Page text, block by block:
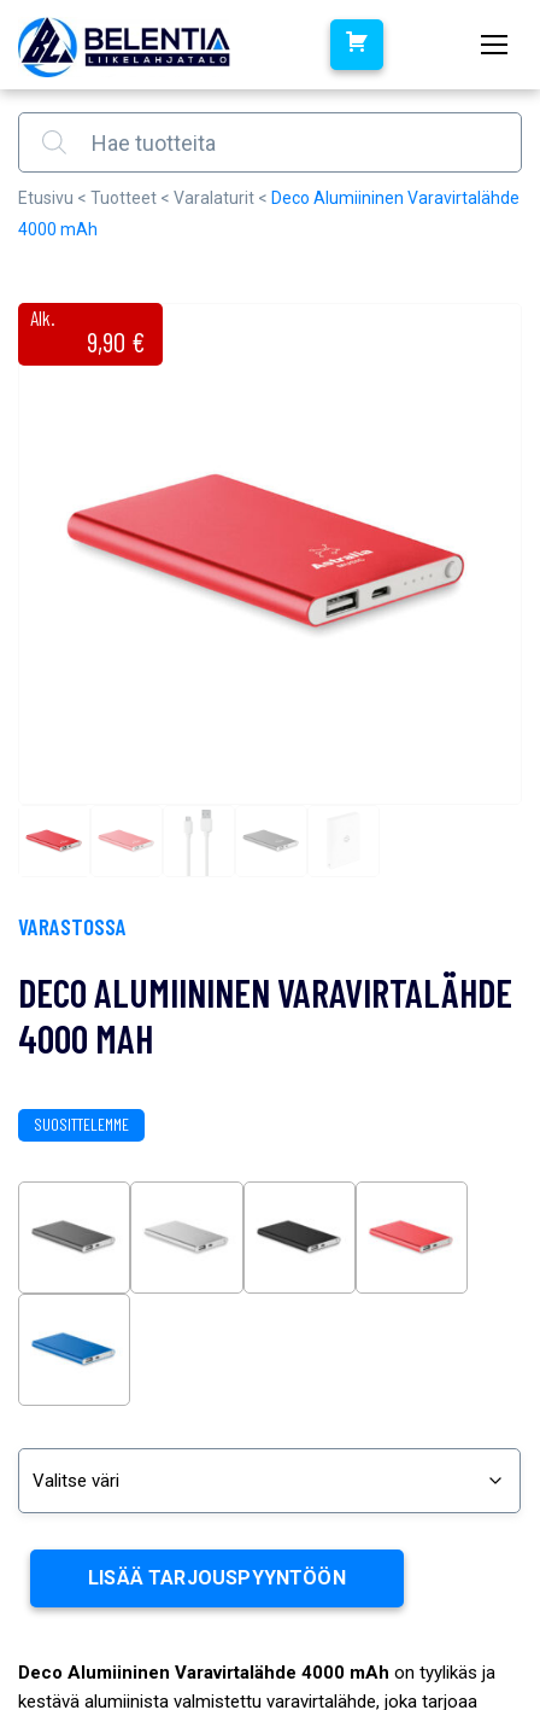
Products search
Etusivu < Tuotteet < Varalaturit < Deco Alumiininen Varavirtalähde
4000 mAh
Alk.
9,90 €
VARASTOSSA
DECO ALUMIININEN VARAVIRTALÄHDE
4000 MAH
SUOSITTELEMME
Deco Alumiininen Varavirtalähde 4000 mAh on tyylikäs ja
kestävä alumiinista valmistettu varavirtalähde, joka tarjoaa
LISÄÄ TARJOUSPYYNTÖÖN